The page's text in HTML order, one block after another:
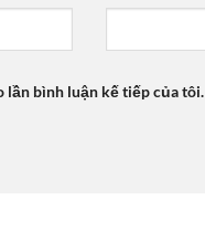
lần bình luận kế tiếp của tôi.